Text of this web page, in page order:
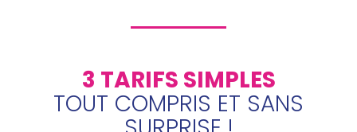
3 TARIFS SIMPLES
TOUT COMPRIS ET SANS